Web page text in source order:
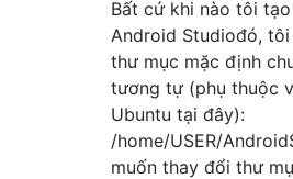
Bất cứ khi nào tôi
Android Studiođó,
thư mục mặc định
tương tự (phụ thuộc
Ubuntu tại đây):
/home/USER/
muốn thay đổi thư